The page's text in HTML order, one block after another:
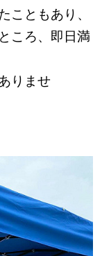
こともあり、
ころ、即日満
りませ